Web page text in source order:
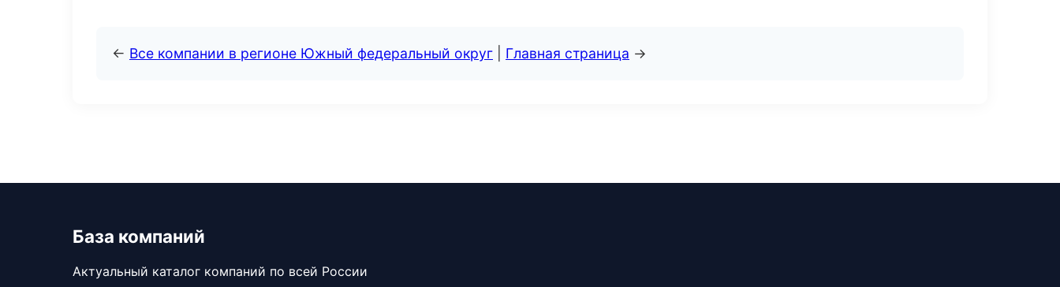
← Все компании в регионе Южный федеральный округ Главная страница →
База компаний
Актуальный каталог компаний по всей России